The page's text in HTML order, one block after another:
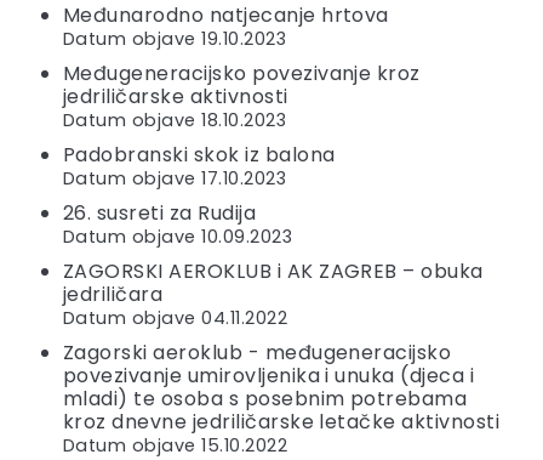
Međunarodno natjecanje hrtova
Datum objave 19.10.2023
Međugeneracijsko povezivanje kroz
jedriličarske aktivnosti
Datum objave 18.10.2023
Padobranski skok iz balona
Datum objave 17.10.2023
26. susreti za Rudija
Datum objave 10.09.2023
ZAGORSKI AEROKLUB i AK ZAGREB – obuka
jedriličara
Datum objave 04.11.2022
Zagorski aeroklub - međugeneracijsko
povezivanje umirovljenika i unuka (djeca i
mladi) te osoba s posebnim potrebama
kroz dnevne jedriličarske letačke aktivnosti
Datum objave 15.10.2022